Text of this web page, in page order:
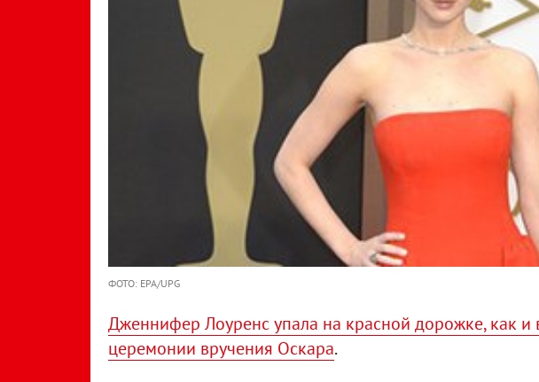
ФОТО: EPA/UPG
Дженнифер Лоуренс упала на красной дорожке, как и
церемонии вручения Оскара.